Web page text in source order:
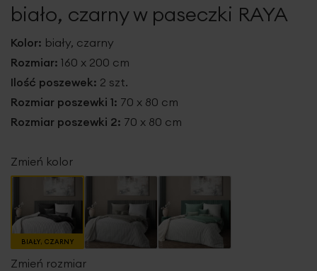
biało, czarny w paseczki RAYA
Kolor: biały, czarny
Rozmiar: 160 x 200 cm
Ilość poszewek: 2 szt.
Rozmiar poszewki 1: 70 x 80 cm
Rozmiar poszewki 2: 70 x 80 cm
Zmień kolor
BIAŁY, CZARNY
Zmień rozmiar